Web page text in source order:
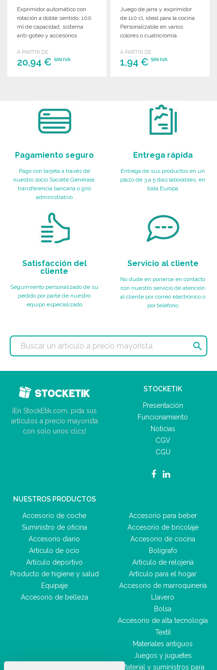
Exprimidor automático con
rotación a doble sentido, 100
ml de capacidad, sistema
anti-goteo y accesorios
21 x 16 x 15 cm.
A PARTIR DE
20,94 € SIN IVA
Juego de jarra y exprimidor
de 110 cl, ideal para la cocina.
Personalizable en varios
colores o cuatricromía.
A PARTIR DE
1,94 €SIN IVA
Pagamiento seguro
Pago con tarjeta a través de
nuestro socio Société Générale,
transferencia bancaria o giro
administrativo
Entrega rápida
Entrega de sus productos en un
plazo de 3 a 5 días laborables, en
toda Europa
Satisfacción del
cliente
Seguimiento personalizado de su
pedido por parte de nuestro
equipo especializado
Servicio al cliente
No dude en ponerse en contacto
con nuestro servicio de atención
al cliente por correo electrónico o
por teléfono

¡En StockEtik.com, pida sus
artículos a precio mayorista
con solo unos clics!
STOCKETIK
Presentación
Funcionamiento
Noticias
CGV
CGU
NUESTROS PRODUCTOS
Accesorio de coche
Suministro de oficina
Accesorio diario
Artículo de ocio
Artículo deportivo
Producto de higiene y salud
Equipaje
Accesorio de belleza
Accesorio para beber
Accesorio de bricolaje
Accesorio de cocina
Bolígrafo
Artículo de relojería
Artículo para el hogar
Accesorio de marroquinería
Llavero
Bolsa
Accesorio de alta tecnología
Textil
Materiales antiguos
Juegos y juguetes
Material y suministros para